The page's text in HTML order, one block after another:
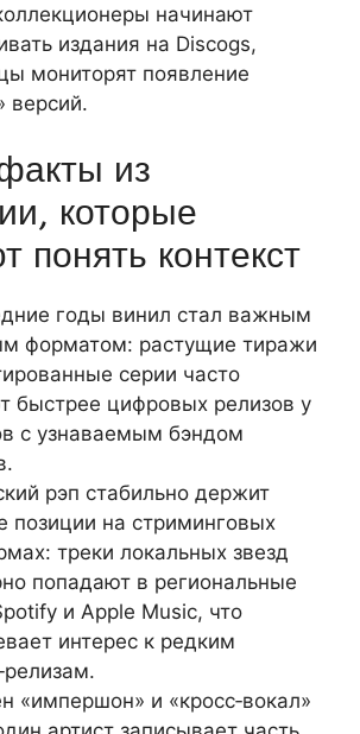
начинают
издания на Discogs,
мониторят появление
версий.
из
которые
понять контекст
годы винил стал важным
форматом: растущие тиражи
серии часто
быстрее цифровых релизов у
с узнаваемым бэндом
рэп стабильно держит
позиции на стриминговых
треки локальных звезд
попадают в региональные
и Apple Music, что
интерес к редким
«импершон» и «кросс‑вокал»